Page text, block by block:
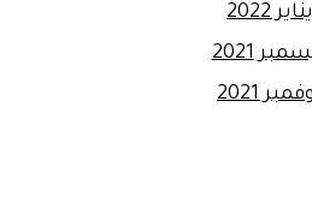
يناير 2022
2021
2021